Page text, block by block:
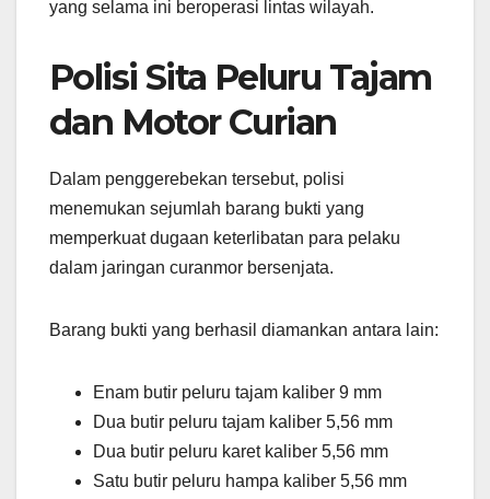
yang selama ini beroperasi lintas wilayah.
Polisi Sita Peluru Tajam
dan Motor Curian
Dalam penggerebekan tersebut, polisi
menemukan sejumlah barang bukti yang
memperkuat dugaan keterlibatan para pelaku
dalam jaringan curanmor bersenjata.
Barang bukti yang berhasil diamankan antara lain:
Enam butir peluru tajam kaliber 9 mm
Dua butir peluru tajam kaliber 5,56 mm
Dua butir peluru karet kaliber 5,56 mm
Satu butir peluru hampa kaliber 5,56 mm